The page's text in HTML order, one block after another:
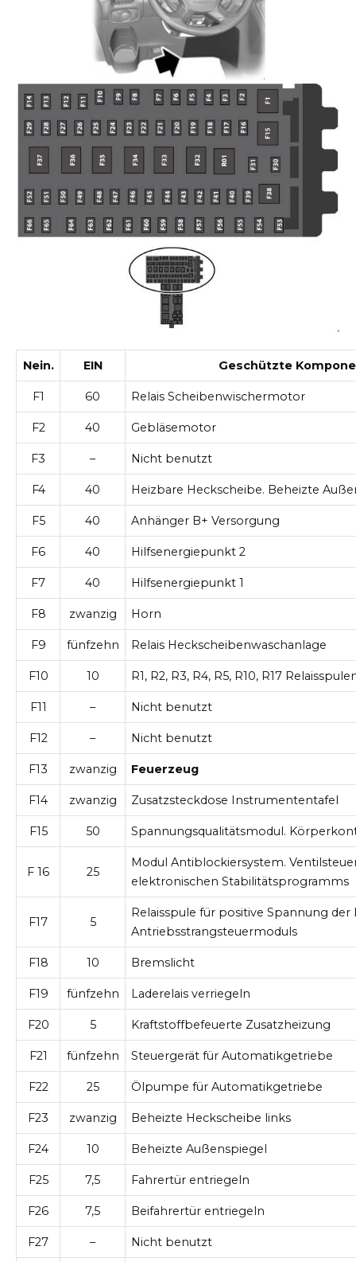
Nein. EIN Geschützte
F1 60 Relais Scheibenwischermotor
F2 40 Gebläsemotor
F3 – Nicht benutzt
F4 40 Heizbare Heckscheibe. Beheizte
F5 40 Anhänger B+ Versorgung
F6 40 Hilfsenergiepunkt 2
F7 40 Hilfsenergiepunkt 1
F8 zwanzig Horn
F9 fünfzehn Relais Heckscheibenwaschanlage
F10 10 R1, R2, R3, R4, R5, R10, R17
F11 – Nicht benutzt
F12 – Nicht benutzt
F13 zwanzig Feuerzeug
F14 zwanzig Zusatzsteckdose Instrumententafel
F15 50 Spannungsqualitätsmodul.
F 16 25
Modul Antiblockiersystem.
elektronischen Stabilitätsprogramms
F17 5
Relaisspule für positive Spannung der
Antriebsstrangsteuermoduls
F18 10 Bremslicht
F19 fünfzehn Laderelais verriegeln
F20 5 Kraftstoffbefeuerte Zusatzheizung
F21 fünfzehn Steuergerät für Automatikgetriebe
F22 25 Ölpumpe für Automatikgetriebe
F23 zwanzig Beheizte Heckscheibe links
F24 10 Beheizte Außenspiegel
F25 7,5 Fahrertür entriegeln
F26 7,5 Beifahrertür entriegeln
F27 – Nicht benutzt